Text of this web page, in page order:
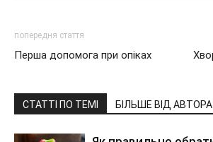
попередня стаття
Перша допомога при опіках
СТАТТІ ПО ТЕМІ БІЛЬШЕ ВІД АВТОРА